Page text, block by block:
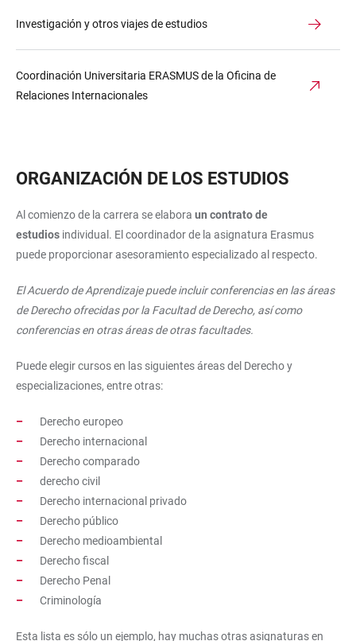
Investigación y otros viajes de estudios
Coordinación Universitaria ERASMUS de la Oficina de
Relaciones Internacionales
ORGANIZACIÓN DE LOS ESTUDIOS
Al comienzo de la carrera se elabora un contrato de
estudios individual. El coordinador de la asignatura Erasmus
puede proporcionar asesoramiento especializado al respecto.
El Acuerdo de Aprendizaje puede incluir conferencias en las áreas
de Derecho ofrecidas por la Facultad de Derecho, así como
conferencias en otras áreas de otras facultades.
Puede elegir cursos en las siguientes áreas del Derecho y
especializaciones, entre otras:
Derecho europeo
Derecho internacional
Derecho comparado
derecho civil
Derecho internacional privado
Derecho público
Derecho medioambiental
Derecho fiscal
Derecho Penal
Criminología
Esta lista es sólo un ejemplo, hay muchas otras asignaturas en